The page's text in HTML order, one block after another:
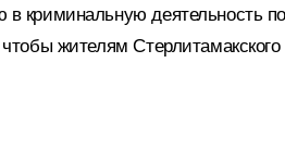
в криминальную деятельность
жителям